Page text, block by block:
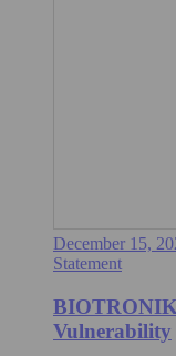
December 15,
Statement
BIOTRONIK
Vulnerability